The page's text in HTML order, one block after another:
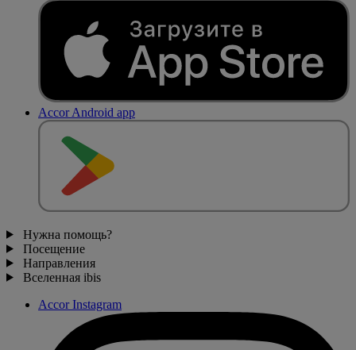
Accor Android app
Нужна помощь?
Посещение
Направления
Вселенная ibis
Accor Instagram